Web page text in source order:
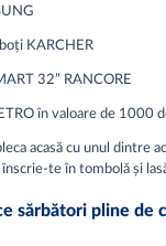
KARCHER
32” RANCORE
în valoare de 1000
acasă cu unul dintre
te în tombolă și
sărbători pline de